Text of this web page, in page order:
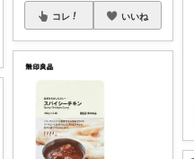
コレ いいね